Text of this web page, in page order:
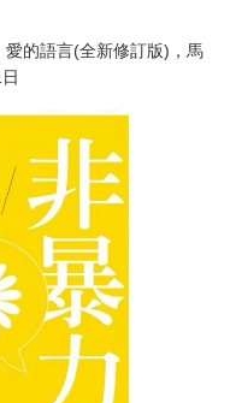
的語言(全新修訂版)，馬